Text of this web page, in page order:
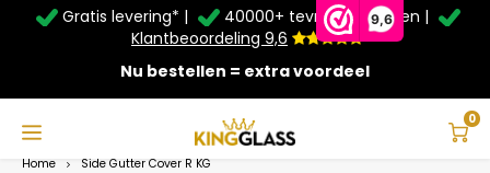
9,6
Service & Contact
Taal
Gratis levering* |
40000+ tevreden klanten |
Klantbeoordeling 9,6
Nu bestellen = extra voordeel
0
Zomer Deals: Tot 20% kortingop schuifwanden en
veranda's +€20extra kassa korting*
Home Side Gutter Cover R KG